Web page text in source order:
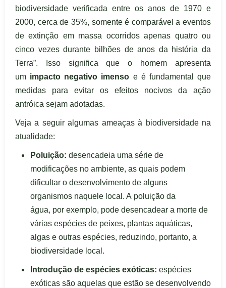
biodiversidade verificada entre os anos de 1970 e
2000, cerca de 35%, somente é comparável a eventos
de extinção em massa ocorridos apenas quatro ou
cinco vezes durante bilhões de anos da história da
Terra”. Isso significa que o homem apresenta
um impacto negativo imenso e é fundamental que
medidas para evitar os efeitos nocivos da ação
antróica sejam adotadas.
Veja a seguir algumas ameaças à biodiversidade na
atualidade:
Poluição: desencadeia uma série de
modificações no ambiente, as quais podem
dificultar o desenvolvimento de alguns
organismos naquele local. A poluição da
água, por exemplo, pode desencadear a morte de
várias espécies de peixes, plantas aquáticas,
algas e outras espécies, reduzindo, portanto, a
biodiversidade local.
Introdução de espécies exóticas: espécies
exóticas são aquelas que estão se desenvolvendo